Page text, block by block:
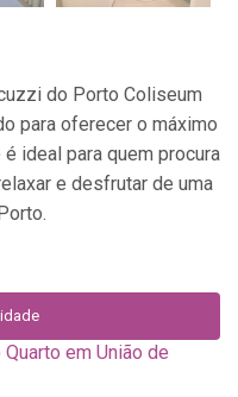
do Porto Coliseum
para oferecer o máximo
ideal para quem procura
e desfrutar de uma
em União de